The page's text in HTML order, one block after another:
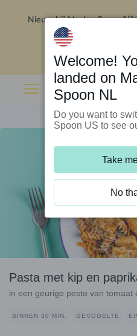
Nieuw bij Marley Spoon?
Pasta met kip en
in een geurige pesto van tomaat
BINNEN 30 MIN. GEVOGELTE
Welcome!
landed on
Spoon NL
Do you want to
Spoon US to see
Take
No